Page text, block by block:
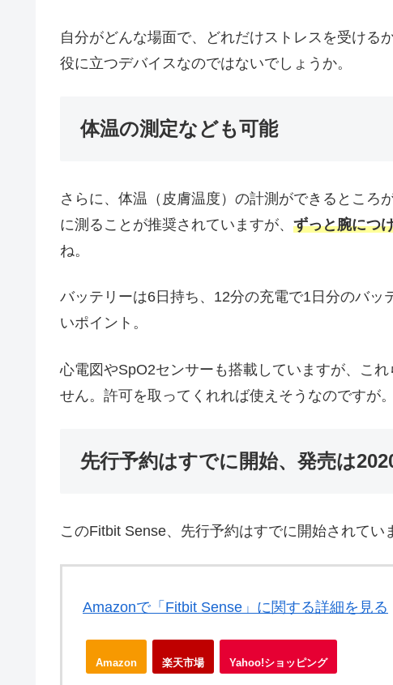
自分がどんな場面で、どれだけストレスを受ける
役に立つデバイスなのではないでしょうか。
体温の測定なども可能
さらに、体温（皮膚温度）の計測ができるところ
に測ることが推奨されていますが、 ずっと腕につ
ね。
バッテリーは6日持ち、12分の充電で1日分のバ
いポイント。
心電図やSpO2センサーも搭載していますが、こ
せん。許可を取ってくれれば使えそうなのですが。
先行予約はすでに開始、発売は
このFitbit Sense、先行予約はすでに開始されてい
Amazonで「Fitbit Sense」に関する詳細を見る
Amazon 楽天市場 Yahoo!ショッピング